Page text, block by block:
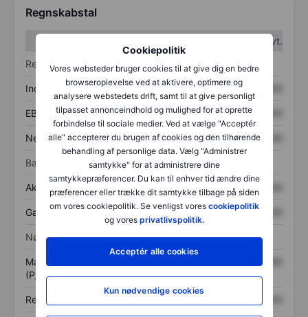
Cookiepolitik
Vores websteder bruger cookies til at give dig en bedre
browseroplevelse ved at aktivere, optimere og
analysere webstedets drift, samt til at give personligt
tilpasset annonceindhold og mulighed for at oprette
forbindelse til sociale medier. Ved at vælge "Acceptér
alle" accepterer du brugen af cookies og den tilhørende
behandling af personlige data. Vælg "Administrer
samtykke" for at administrere dine
samtykkepræferencer. Du kan til enhver tid ændre dine
præferencer eller trække dit samtykke tilbage på siden
om vores cookiepolitik. Se venligst vores cookiepolitik
og vores privatlivspolitik.
Acceptér alle cookies
Kun nødvendige cookies
Regnskabstal
2. kvt.
Resultatopgørelse
Indtægter XXXXXXX XXXXXXX
EBITDA XXXXXXX XXXXXXX
Nettoresultat XXXXXXX XXXXXXX
Balance
Aktiver i alt XXXXXXX XXXXXXX
Gæld XXXXXXX XXXXXXX
Nøgletal
Markedsværdi/omsætning
(P/S)
XXXXXXX
Resultat pr. aktie (EPS)